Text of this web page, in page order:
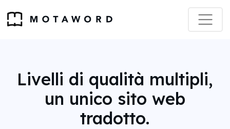
Livelli di qualità multipli,
un unico sito web
tradotto.